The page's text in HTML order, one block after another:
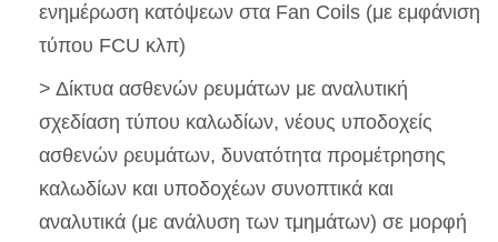
ενημέρωση κατόψεων στα Fan Coils (με εμφάνιση
τύπου FCU κλπ)
> Δίκτυα ασθενών ρευμάτων με αναλυτική
σχεδίαση τύπου καλωδίων, νέους υποδοχείς
ασθενών ρευμάτων, δυνατότητα προμέτρησης
καλωδίων και υποδοχέων συνοπτικά και
αναλυτικά (με ανάλυση των τμημάτων) σε μορφή